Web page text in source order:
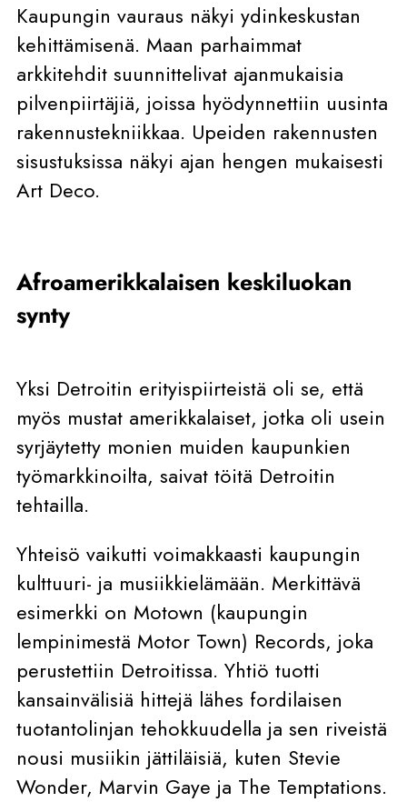
Kaupungin vauraus näkyi ydinkeskustan
kehittämisenä. Maan parhaimmat
arkkitehdit suunnittelivat ajanmukaisia
pilvenpiirtäjiä, joissa hyödynnettiin uusinta
rakennustekniikkaa. Upeiden rakennusten
sisustuksissa näkyi ajan hengen mukaisesti
Art Deco.
Afroamerikkalaisen keskiluokan
synty
Yksi Detroitin erityispiirteistä oli se, että
myös mustat amerikkalaiset, jotka oli usein
syrjäytetty monien muiden kaupunkien
työmarkkinoilta, saivat töitä Detroitin
tehtailla.
Yhteisö vaikutti voimakkaasti kaupungin
kulttuuri- ja musiikkielämään. Merkittävä
esimerkki on Motown (kaupungin
lempinimestä Motor Town) Records, joka
perustettiin Detroitissa. Yhtiö tuotti
kansainvälisiä hittejä lähes fordilaisen
tuotantolinjan tehokkuudella ja sen riveistä
nousi musiikin jättiläisiä, kuten Stevie
Wonder, Marvin Gaye ja The Temptations.